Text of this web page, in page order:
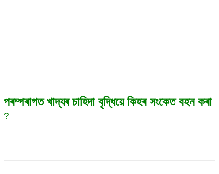
পৰম্পৰাগত খাদ্যৰ চাহিদা বৃদ্ধিয়ে কিহৰ সংকেত বহন কৰা
?